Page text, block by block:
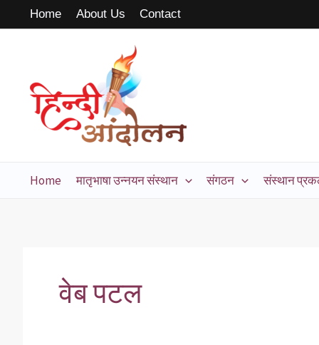
to
Home About Us Contact
Home मातृभाषा उन्नयन संस्थान संगठन संस्थान
वेब पटल
Search
for: